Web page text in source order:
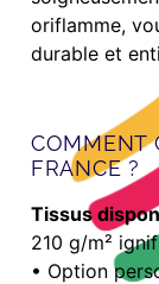
oriflamme,
durable et
COMMENT
FRANCE ?
Tissus
210 g/m²
• Option